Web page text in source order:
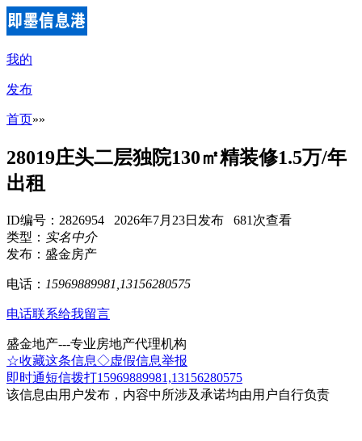
我的
发布
首页»»
28019庄头二层独院130㎡精装修1.5万/年
出租
ID编号：2826954 2026年7月23日发布 681次查看
类型： 实名中介
发布：盛金房产
电话： 15969889981,13156280575
电话联系给我留言
盛金地产---专业房地产代理机构
☆收藏这条信息◇虚假信息举报
即时通短信拨打15969889981,13156280575
该信息由用户发布，内容中所涉及承诺均由用户自行负责